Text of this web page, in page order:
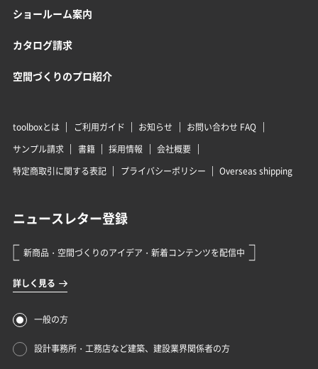
ショールーム案内
カタログ請求
空間づくりのプロ紹介
toolboxとは ご利用ガイド お知らせ
お問い合わせ FAQ
サンプル請求
書籍 採用情報
会社概要
特定商取引に関する表記
プライバシーポリシー Overseas shipping